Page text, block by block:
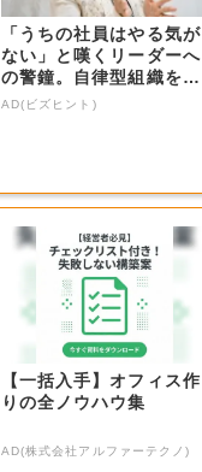
「うちの社員はやる気が
ない」と嘆くリーダーへ
の警鐘。自律型組織をつ
くる前に外せな...
AD(ビズヒント)
【一括入手】オフィス作
りの全ノウハウ集
AD(株式会社アルファーテクノ)